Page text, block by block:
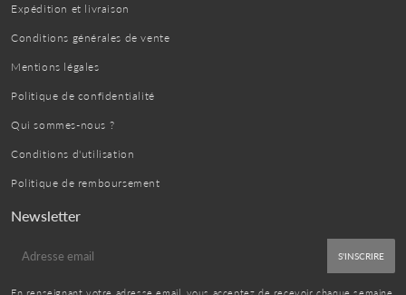
Expédition et livraison
Conditions générales de vente
Mentions légales
Politique de confidentialité
Qui sommes-nous ?
Conditions d'utilisation
Politique de remboursement
Newsletter
mail
S'INSCRIRE
En renseignant votre adresse email, vous acceptez de recevoir chaque semaine